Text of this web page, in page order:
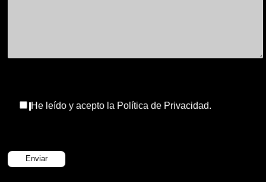
He leído y acepto la Política de Privacidad.